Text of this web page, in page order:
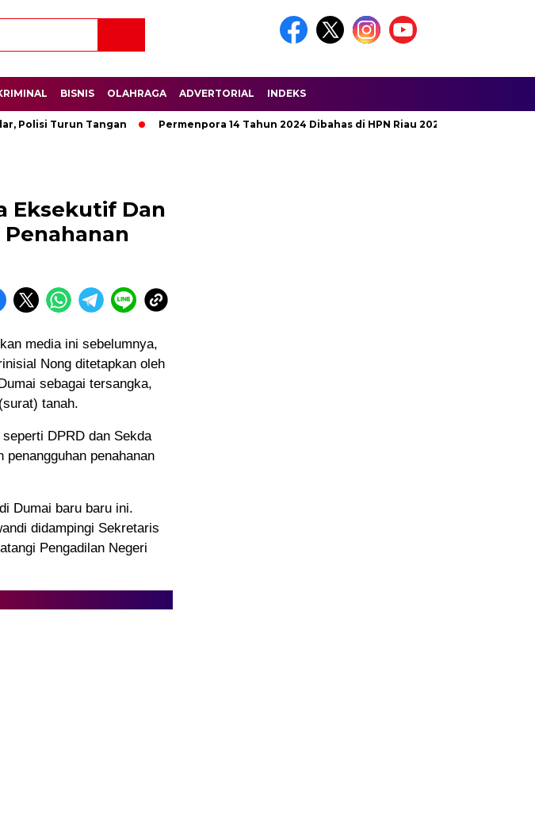
BISNIS OLAHRAGA ADVERTORIAL INDEKS
Turun Tangan Permenpora 14 Tahun 2024 Dibahas di HPN Riau 2025
Eksekutif Dan
media ini sebelumnya,
Nong ditetapkan oleh
sebagai tersangka,
tanah.
DPRD dan Sekda
penahanan
Dumai baru baru ini.
didampingi Sekretaris
Pengadilan Negeri